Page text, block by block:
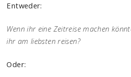
Entweder:
Wenn ihr eine Zeitreise machen
ihr am liebsten reisen?
Oder: